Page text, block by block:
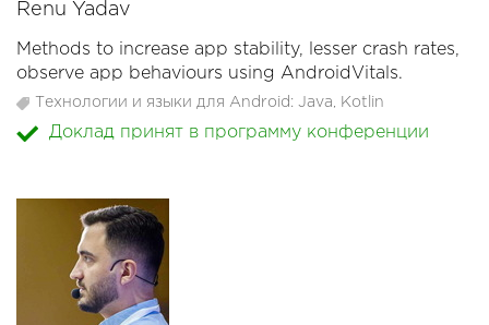
Renu Yadav
Methods to increase app stability, lesser crash rates,
observe app behaviours using AndroidVitals.
Технологии и языки для Android: Java, Kotlin
Доклад принят в программу конференции